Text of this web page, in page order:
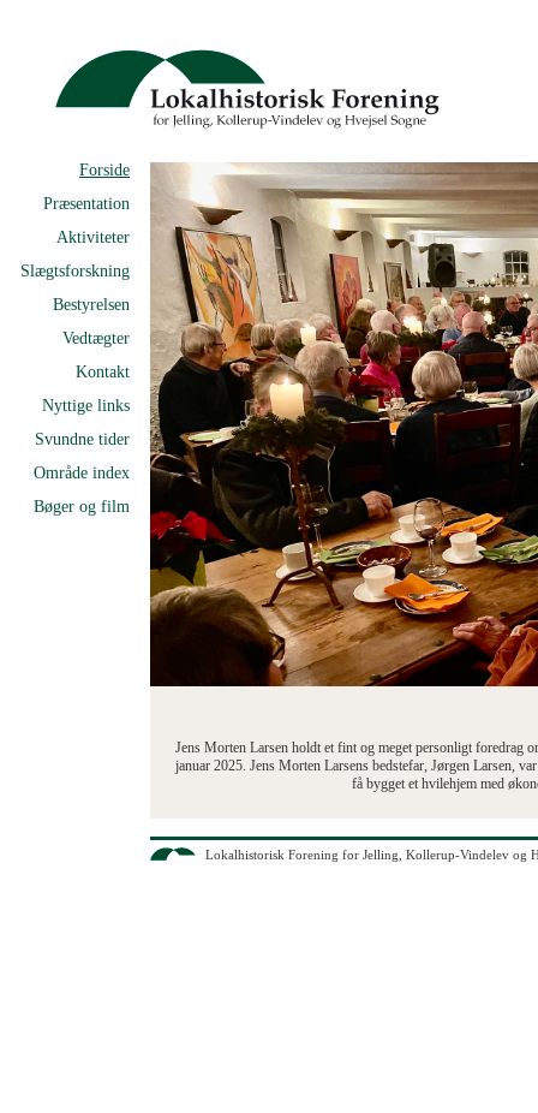
Forside
Præsentation
Aktiviteter
Slægtsforskning
Bestyrelsen
Vedtægter
Kontakt
Nyttige links
Svundne tider
Område index
Bøger og film
Jens Morten Larsen holdt et fint og meget personligt foredrag
januar 2025. Jens Morten Larsens bedstefar, Jørgen Larsen,
få bygget et hvilehjem med
Lokalhistorisk Forening for Jelling, Kollerup-